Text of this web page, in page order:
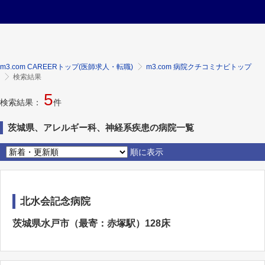
m3.com CAREERトップ(医師求人・転職)
m3.com 病院クチコミナビトップ
検索結果
検索結果： 5件
茨城県、アレルギー科、神経系疾患の病院一覧
順に表示
北水会記念病院
茨城県水戸市（最寄：赤塚駅）128床